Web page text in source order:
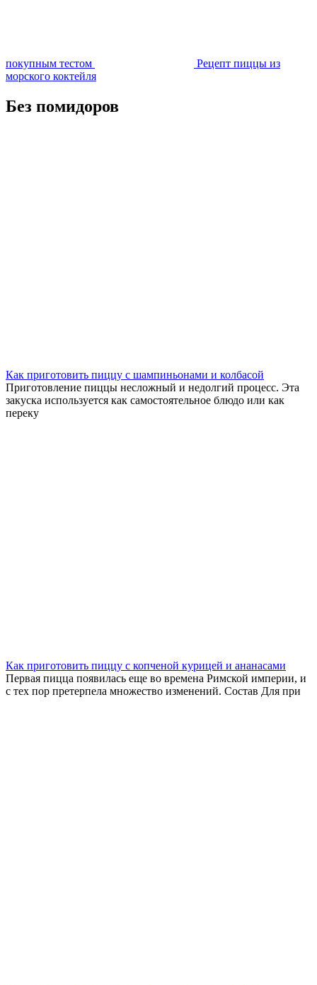
покупным тестом
Рецепт пиццы из
морского коктейля
Без помидоров
Как приготовить пиццу с шампиньонами и колбасой
Приготовление пиццы несложный и недолгий процесс. Эта
закуска используется как самостоятельное блюдо или как
переку
Как приготовить пиццу с копченой курицей и ананасами
Первая пицца появилась еще во времена Римской империи, и
с тех пор претерпела множество изменений. Состав Для при